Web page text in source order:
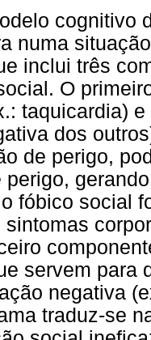
cognitivo
numa
inclui três
O
taquicardia)
dos
de perigo,
perigo,
fóbico social
sintomas
servem para
negativa
traduz-se